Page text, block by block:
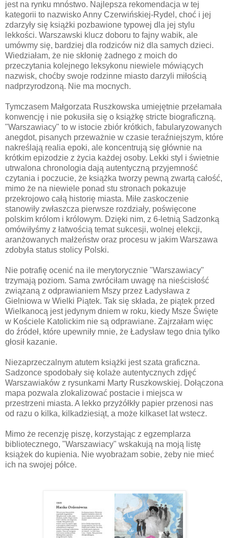
jest na rynku mnóstwo. Najlepsza rekomendacja w tej
kategorii to nazwisko Anny Czerwińskiej-Rydel, choć i jej
zdarzyły się książki pozbawione typowej dla jej stylu
lekkości. Warszawski klucz doboru to fajny wabik, ale
umówmy się, bardziej dla rodziców niż dla samych dzieci.
Wiedziałam, że nie skłonię żadnego z moich do
przeczytania kolejnego leksykonu niewiele mówiących
nazwisk, choćby swoje rodzinne miasto darzyli miłością
nadprzyrodzoną. Nie ma mocnych.
Tymczasem Małgorzata Ruszkowska umiejętnie przełamała
konwencję i nie pokusiła się o książkę stricte biograficzną.
"Warszawiacy" to w istocie zbiór krótkich, fabularyzowanych
anegdot, pisanych przeważnie w czasie teraźniejszym, które
nakreślają realia epoki, ale koncentrują się głównie na
krótkim epizodzie z życia każdej osoby. Lekki styl i świetnie
utrwalona chronologia dają autentyczną przyjemność
czytania i poczucie, że książka tworzy pewną zwartą całość,
mimo że na niewiele ponad stu stronach pokazuje
przekrojowo całą historię miasta. Miłe zaskoczenie
stanowiły zwłaszcza pierwsze rozdziały, poświęcone
polskim królom i królowym. Dzięki nim, z 6-letnią Sadzonką
omówiłyśmy z łatwością temat sukcesji, wolnej elekcji,
aranżowanych małżeństw oraz procesu w jakim Warszawa
zdobyła status stolicy Polski.
Nie potrafię ocenić na ile merytorycznie "Warszawiacy"
trzymają poziom. Sama zwróciłam uwagę na nieścisłość
związaną z odprawianiem Mszy przez Ładysława z
Gielniowa w Wielki Piątek. Tak się składa, że piątek przed
Wielkanocą jest jedynym dniem w roku, kiedy Msze Święte
w Kościele Katolickim nie są odprawiane. Zajrzałam więc
do źródeł, które upewniły mnie, że Ładysław tego dnia tylko
głosił kazanie.
Niezaprzeczalnym atutem książki jest szata graficzna.
Sadzonce spodobały się kolaże autentycznych zdjęć
Warszawiaków z rysunkami Marty Ruszkowskiej. Dołączona
mapa pozwala zlokalizować postacie i miejsca w
przestrzeni miasta. A lekko przyżółkły papier przenosi nas
od razu o kilka, kilkadziesiąt, a może kilkaset lat wstecz.
Mimo że recenzję piszę, korzystając z egzemplarza
bibliotecznego, "Warszawiacy" wskakują na moją listę
książek do kupienia. Nie wyobrażam sobie, żeby nie mieć
ich na swojej półce.